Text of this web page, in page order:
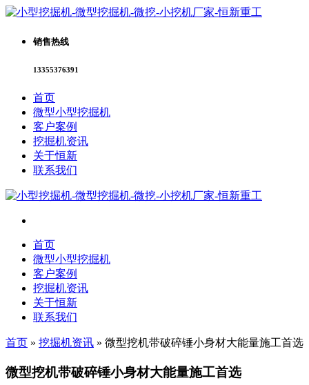
销售热线
13355376391
首页
微型小型挖掘机
客户案例
挖掘机资讯
关于恒新
联系我们
首页
微型小型挖掘机
客户案例
挖掘机资讯
关于恒新
联系我们
首页 » 挖掘机资讯 » 微型挖机带破碎锤小身材大能量施工首选
微型挖机带破碎锤小身材大能量施工首选